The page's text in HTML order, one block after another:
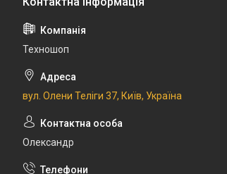
Техношоп
вул. Олени Теліги 37, Київ, Україна
Олександр